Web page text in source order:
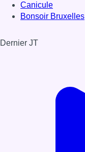
Canicule
Bonsoir Bruxelles
Dernier JT